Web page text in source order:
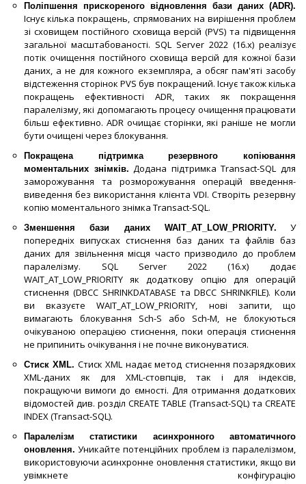
Поліпшення прискореного відновлення бази даних (ADR).
Існує кілька покращень, спрямованих на вирішення проблем
зі сховищем постійного сховища версій (PVS) та підвищення
загальної масштабованості. SQL Server 2022 (16.x) реалізує
потік очищення постійного сховища версій для кожної бази
даних, а не для кожного екземпляра, а обсяг пам'яті засобу
відстеження сторінок PVS був покращений. Існує також кілька
покращень ефективності ADR, таких як покращення
паралелізму, які допомагають процесу очищення працювати
більш ефективно. ADR очищає сторінки, які раніше не могли
бути очищені через блокування.
Покращена підтримка резервного копіювання
моментальних знімків. Додана підтримка Transact-SQL для
заморожування та розморожування операцій введення-
виведення без використання клієнта VDI. Створіть резервну
копію моментального знімка Transact-SQL.
Зменшення бази даних WAIT_AT_LOW_PRIORITY.
У
попередніх випусках стиснення баз даних та файлів баз
даних для звільнення місця часто призводило до проблем
паралелізму. SQL Server 2022 (16.x) додає
WAIT_AT_LOW_PRIORITY як додаткову опцію для операцій
стиснення (DBCC SHRINKDATABASE та DBCC SHRINKFILE). Коли
ви вказуєте WAIT_AT_LOW_PRIORITY, нові запити, що
вимагають блокування Sch-S або Sch-M, не блокуються
очікуваною операцією стиснення, поки операція стиснення
не припинить очікування і не почне виконуватися.
Стиск XML. Стиск XML надає метод стиснення позарядкових
XML-даних як для XML-стовпців, так і для індексів,
покращуючи вимоги до ємності. Для отримання додаткових
відомостей див. розділ CREATE TABLE (Transact-SQL) та CREATE
INDEX (Transact-SQL).
Паралелізм статистики асинхронного автоматичного
оновлення. Уникайте потенційних проблем із паралелізмом,
використовуючи асинхронне оновлення статистики, якщо ви
увімкнете конфігурацію